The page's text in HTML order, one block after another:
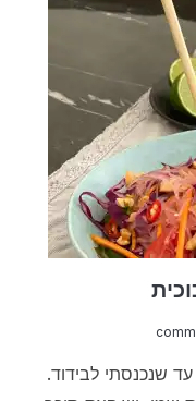
שנכנסתי לבידוד.